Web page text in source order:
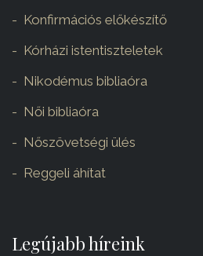
Konfirmációs előkészítő
Kórházi istentiszteletek
Nikodémus bibliaóra
Női bibliaóra
Nőszövetségi ülés
Reggeli áhítat
Legújabb híreink